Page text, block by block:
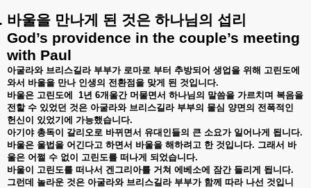
바울을 만나게 된 것은 하나님의 섭리
God’s providence in the couple’s meeting
with Paul
아굴라와 브리스길라 부부가 로마로 부터 추방되어 생업을 위해 고린도에
와서 바울을 만나 인생의 전환점을 맞게 된 것입니다.
바울은 고린도에 1년 6개울간 머물면서 하나님의 말씀을 가르치며 복음을
전할 수 있었던 것은 아굴라와 브리스길라 부부의 물심 양면의 전폭적인
헌신이
있었기에 가능했습니다.
아기야 총독이 갈리오로 바뀌면서 유대인들의 큰 소요가 일어나게 됩니다.
바울은 울법을 어긴다고 하면서 바울을 해하려고 한 것입니다. 그래서 바
울은 어쩔 수 없이 고린도를 떠나게 되었습니다.
바울이
고린도를 떠나서 겐그리아를 거쳐 에베소에 잠간 들리게 됩니다.
그런데
놀라운 것은 아굴라와 브리스길라 부부가 함께 따라 나선 것입니